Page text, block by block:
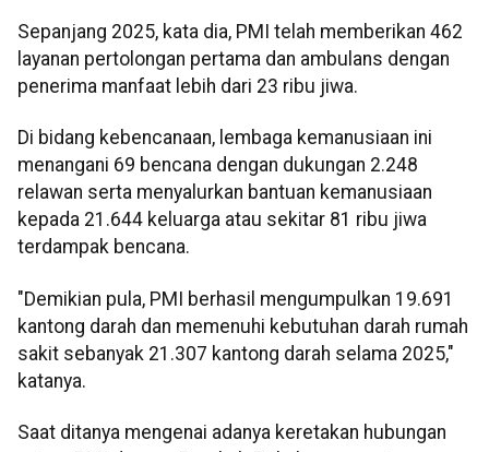
Sepanjang 2025, kata dia, PMI telah memberikan 462
layanan pertolongan pertama dan ambulans dengan
penerima manfaat lebih dari 23 ribu jiwa.
Di bidang kebencanaan, lembaga kemanusiaan ini
menangani 69 bencana dengan dukungan 2.248
relawan serta menyalurkan bantuan kemanusiaan
kepada 21.644 keluarga atau sekitar 81 ribu jiwa
terdampak bencana.
"Demikian pula, PMI berhasil mengumpulkan 19.691
kantong darah dan memenuhi kebutuhan darah rumah
sakit sebanyak 21.307 kantong darah selama 2025,"
katanya.
Saat ditanya mengenai adanya keretakan hubungan